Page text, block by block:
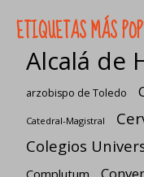
ETIQUETAS MÁS
Alcalá de
arzobispo de Toledo
Catedral-Magistral
Colegios